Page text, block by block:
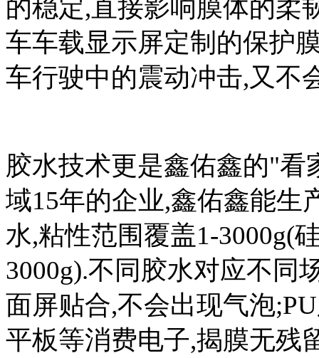
的稳定,直接影响膜体的柔
车车载显示屏定制的保护
车行驶中的震动冲击,又不
胶水技术更是鑫佑鑫的"看
域15年的企业,鑫佑鑫能生
水,粘性范围覆盖1-3000g(
3000g).不同胶水对应不同
面屏贴合,不会出现气泡
平板等消费电子,揭膜无残